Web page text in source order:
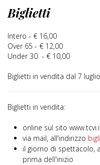
Biglietti
Intero - € 16,00
Over 65 - € 12,00
Under 30 - € 10,00
Biglietti in vendita dal 7
Biglietti in vendita:
online sul sito
via mail, all'indirizzo
il giorno di spettacolo,
prima dell'inizio